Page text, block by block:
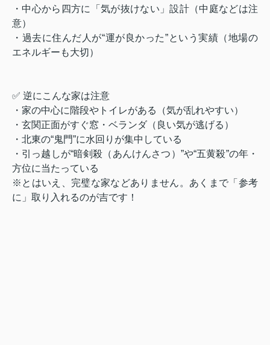
・中心から四方に「気が抜けない」設計（中庭などは注
意）
・過去に住んだ人が“運が良かった”という実績（地場の
エネルギーも大切）
✅ 逆にこんな家は注意
・家の中心に階段やトイレがある（気が乱れやすい）
・玄関正面がすぐ窓・ベランダ（良い気が逃げる）
・北東の“鬼門”に水回りが集中している
・引っ越しが“暗剣殺（あんけんさつ）”や“五黄殺”の年・
方位に当たっている
※とはいえ、完璧な家などありません。あくまで「参考
に」取り入れるのが吉です！